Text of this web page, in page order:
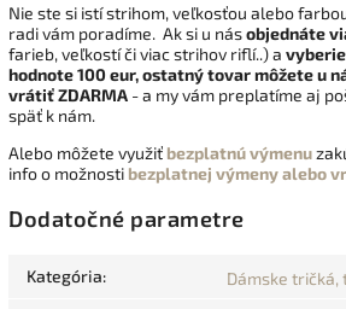
Nie ste si istí strihom, veľkosťou alebo
radi vám poradíme. Ak si u násobjednáte
farieb, veľkostí či viac strihov riflí..) a
hodnote 100 eur, ostatný tovar môžete u
vrátiťZDARMA - a my vám preplatíme aj
späť k nám.
Alebo môžete využiť bezplatnú výmenu
info o možnosti bezplatnej výmeny alebo
Dodatočné parametre
Kategória: Dámske tričká,